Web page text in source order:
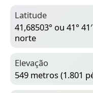
Latitude
41,68503° ou 41°
norte
Elevação
549 metros (1.801